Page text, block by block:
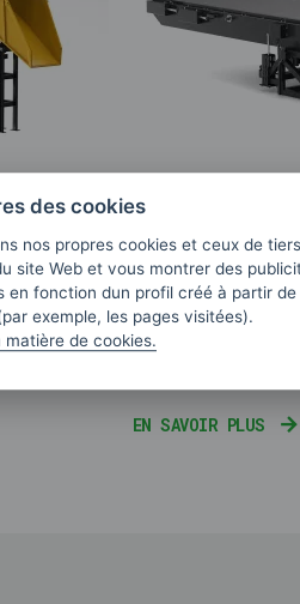
des
Ce sont des
des bandes
EN SAVOIR PLUS
des cookies
nos propres cookies et ceux de
site Web et vous montrer des
en fonction dun profil créé à partir
exemple, les pages visitées).
matière de cookies.